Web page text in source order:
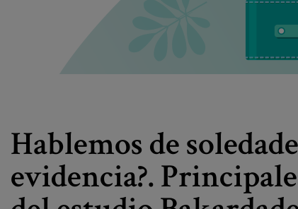
Hablemos de
evidencia?.